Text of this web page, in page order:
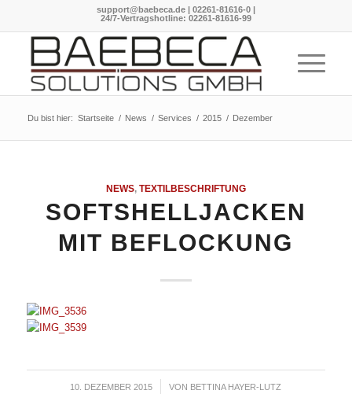
support@baebeca.de| 02261-81616-0|
24/7-Vertragshotline: 02261-81616-99
Du bist hier: Startseite / News / Services / 2015 / Dezember
NEWS, TEXTILBESCHRIFTUNG
SOFTSHELLJACKEN
MIT BEFLOCKUNG
10. DEZEMBER 2015
/ VON BETTINA HAYER-LUTZ